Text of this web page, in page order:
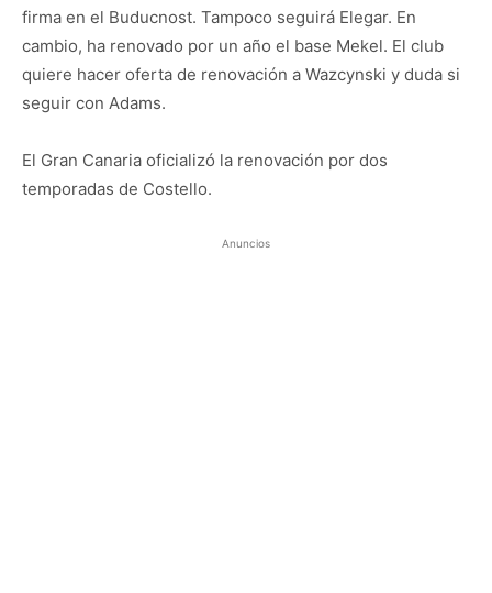
firma en el Buducnost. Tampoco seguirá Elegar. En
cambio, ha renovado por un año el base Mekel. El club
quiere hacer oferta de renovación a Wazcynski y duda si
seguir con Adams.
El Gran Canaria oficializó la renovación por dos
temporadas de Costello.
Anuncios